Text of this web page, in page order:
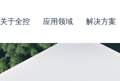
关于全控 应用领域 解决方案